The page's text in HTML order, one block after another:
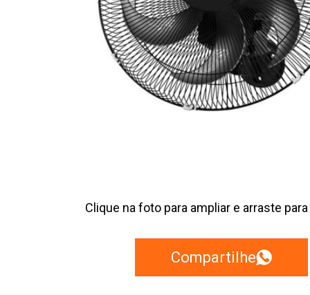
Clique na foto para ampliar e arraste
Compartilhe